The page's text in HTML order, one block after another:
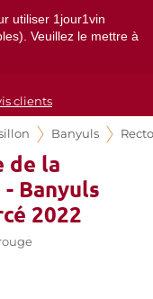
utiliser 1jour1vin
Veuillez le mettre à
clients
Banyuls
de la
Banyuls
2022